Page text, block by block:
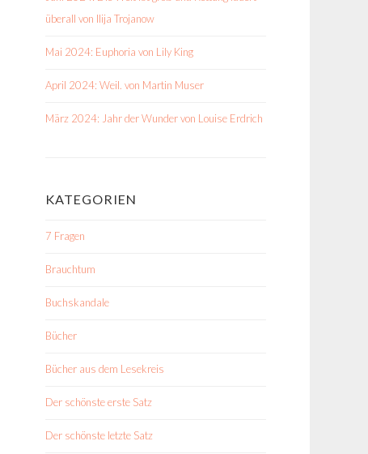
überall von Ilija Trojanow
Mai 2024: Euphoria von Lily King
April 2024: Weil. von Martin Muser
März 2024: Jahr der Wunder von Louise Erdrich
KATEGORIEN
7 Fragen
Brauchtum
Buchskandale
Bücher
Bücher aus dem Lesekreis
Der schönste erste Satz
Der schönste letzte Satz